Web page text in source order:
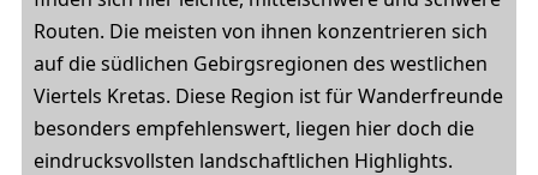
Routen. Die meisten von ihnen konzentrieren sich
auf die südlichen Gebirgsregionen des westlichen
Viertels Kretas. Diese Region ist für Wanderfreunde
besonders empfehlenswert, liegen hier doch die
eindrucksvollsten landschaftlichen Highlights.